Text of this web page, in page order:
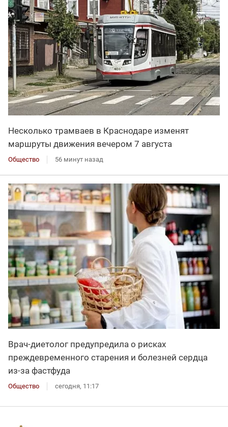
Несколько трамваев в Краснодаре изменят
маршруты движения вечером 7 августа
Общество 56 минут назад
Врач-диетолог предупредила о рисках
преждевременного старения и болезней сердца
из-за фастфуда
Общество сегодня, 11:17